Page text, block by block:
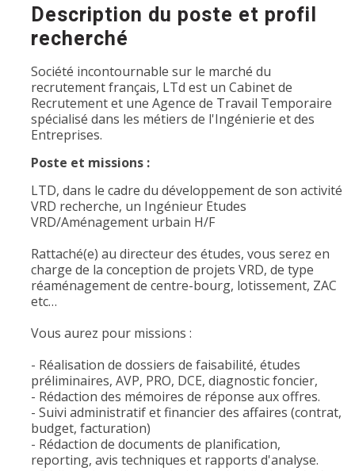
Description du poste et profil
recherché
Société incontournable sur le marché du
recrutement français, LTd est un Cabinet de
Recrutement et une Agence de Travail Temporaire
spécialisé dans les métiers de l'Ingénierie et des
Entreprises.
Poste et missions :
LTD, dans le cadre du développement de son activité
VRD recherche, un Ingénieur Etudes
VRD/Aménagement urbain H/F
Rattaché(e) au directeur des études, vous serez en
charge de la conception de projets VRD, de type
réaménagement de centre-bourg, lotissement, ZAC
etc…
Vous aurez pour missions :
- Réalisation de dossiers de faisabilité, études
préliminaires, AVP, PRO, DCE, diagnostic foncier,
- Rédaction des mémoires de réponse aux offres.
- Suivi administratif et financier des affaires (contrat,
budget, facturation)
- Rédaction de documents de planification,
reporting, avis techniques et rapports d'analyse.